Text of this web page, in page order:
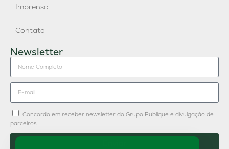
Imprensa
Contato
Newsletter
Concordo em receber newsletter do Grupo Publique e divulgação de
parceiros.